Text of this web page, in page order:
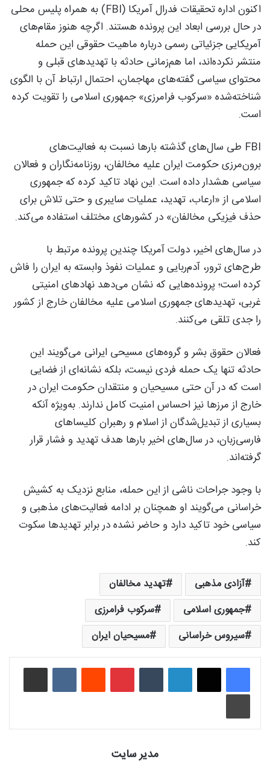
اکنون اداره تحقیقات فدرال آمریکا (FBI) به همراه پلیس محلی
در حال بررسی ابعاد این پرونده هستند. اگرچه هنوز مقام‌های
آمریکایی جزئیاتی رسمی درباره ماهیت حقوقی این حمله
منتشر نکرده‌اند، اما هم‌زمانی حادثه با تهدیدهای قبلی و
محتوای سیاسی گفته‌های مهاجمان، احتمال ارتباط آن با الگوی
شناخته‌شده «سرکوب فرامرزی» جمهوری اسلامی را تقویت کرده
است.
FBI طی سال‌های گذشته بارها نسبت به فعالیت‌های
برون‌مرزی حکومت ایران علیه مخالفان، روزنامه‌نگاران و فعالان
سیاسی هشدار داده است. این نهاد تاکید کرده که جمهوری
اسلامی از «ارعاب، تهدید، عملیات سایبری و حتی تلاش برای
حذف فیزیکی مخالفان» در کشورهای مختلف استفاده می‌کند.
در سال‌های اخیر، دولت آمریکا چندین پرونده مرتبط با
طرح‌های ترور، آدم‌ربایی و عملیات نفوذ وابسته به ایران را فاش
کرده است؛ پرونده‌هایی که نشان می‌دهد نهادهای امنیتی
غربی، تهدیدهای جمهوری اسلامی علیه مخالفان خارج از کشور
را جدی تلقی می‌کنند.
فعالان حقوق بشر و گروه‌های مسیحی ایرانی می‌گویند این
حادثه تنها یک حمله فردی نیست، بلکه نشانه‌ای از فضایی
است که در آن حتی مسیحیان و منتقدان حکومت ایران در
خارج از مرزها نیز احساس امنیت کامل ندارند. به‌ویژه آنکه
بسیاری از تبدیل‌شدگان از اسلام و رهبران کلیساهای
فارسی‌زبان، در سال‌های اخیر بارها هدف تهدید و فشار قرار
گرفته‌اند.
با وجود جراحات ناشی از این حمله، منابع نزدیک به کشیش
خراسانی می‌گویند او همچنان بر ادامه فعالیت‌های مذهبی و
سیاسی خود تاکید دارد و حاضر نشده در برابر تهدیدها سکوت
کند.
آزادی مذهبی
تهدید مخالفان
جمهوری اسلامی
سرکوب فرامرزی
سیروس خراسانی
مسیحیان ایران
لینکدین ‫تامبلر ‫پین‌ترست‫رددیت ‫VKontakteاشتراک گذاری از طریق ایمیل
چاپ
مدیر سایت